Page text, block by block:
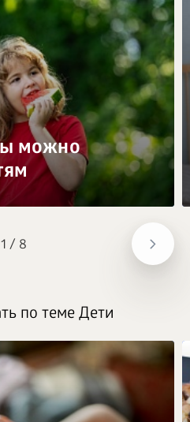
1 / 8
можно
по теме Дети